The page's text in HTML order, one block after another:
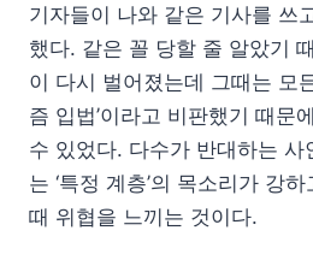
기자들이 나와 같은 기사를 쓰
했다. 같은 꼴 당할 줄 알았기
이 다시 벌어졌는데 그때는 모
즘 입법’이라고 비판했기 때문
수 있었다. 다수가 반대하는 사
는 ‘특정 계층’의 목소리가 강
때 위협을 느끼는 것이다.